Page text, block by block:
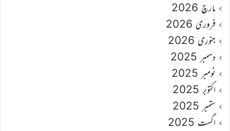
مارچ 2026
فروری 2026
جنوری 2026
دسمبر 2025
نومبر 2025
اکتوبر 2025
ستمبر 2025
اگست 2025